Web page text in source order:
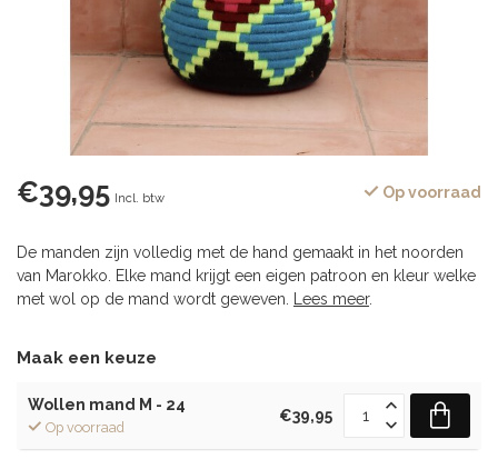
€39,95 Incl. btw Op voorraad
De manden zijn volledig met de hand gemaakt in het noorden
van Marokko. Elke mand krijgt een eigen patroon en kleur welke
met wol op de mand wordt geweven. Lees meer.
Maak een keuze
Wollen mand M - 24
Op voorraad
€39,95